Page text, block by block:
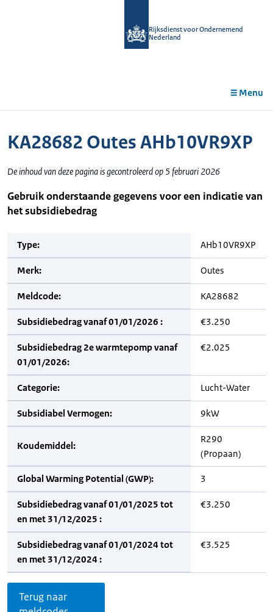
Rijksdienst voor Ondernemend
Nederland
Menu
KA28682 Outes AHb10VR9XP
De inhoud van deze pagina is gecontroleerd op 5 februari 2026
Gebruik onderstaande gegevens voor een indicatie van
het subsidiebedrag
Type: AHb10VR9XP
Merk: Outes
Meldcode: KA28682
Subsidiebedrag vanaf 01/01/2026 : €3.250
Subsidiebedrag 2e warmtepomp vanaf
01/01/2026:
€2.025
Categorie: Lucht-Water
Subsidiabel Vermogen: 9kW
Koudemiddel:
R290
(Propaan)
Global Warming Potential (GWP): 3
Subsidiebedrag vanaf 01/01/2025 tot
en met 31/12/2025 :
€3.250
Subsidiebedrag vanaf 01/01/2024 tot
en met 31/12/2024 :
€3.525
Terug naar